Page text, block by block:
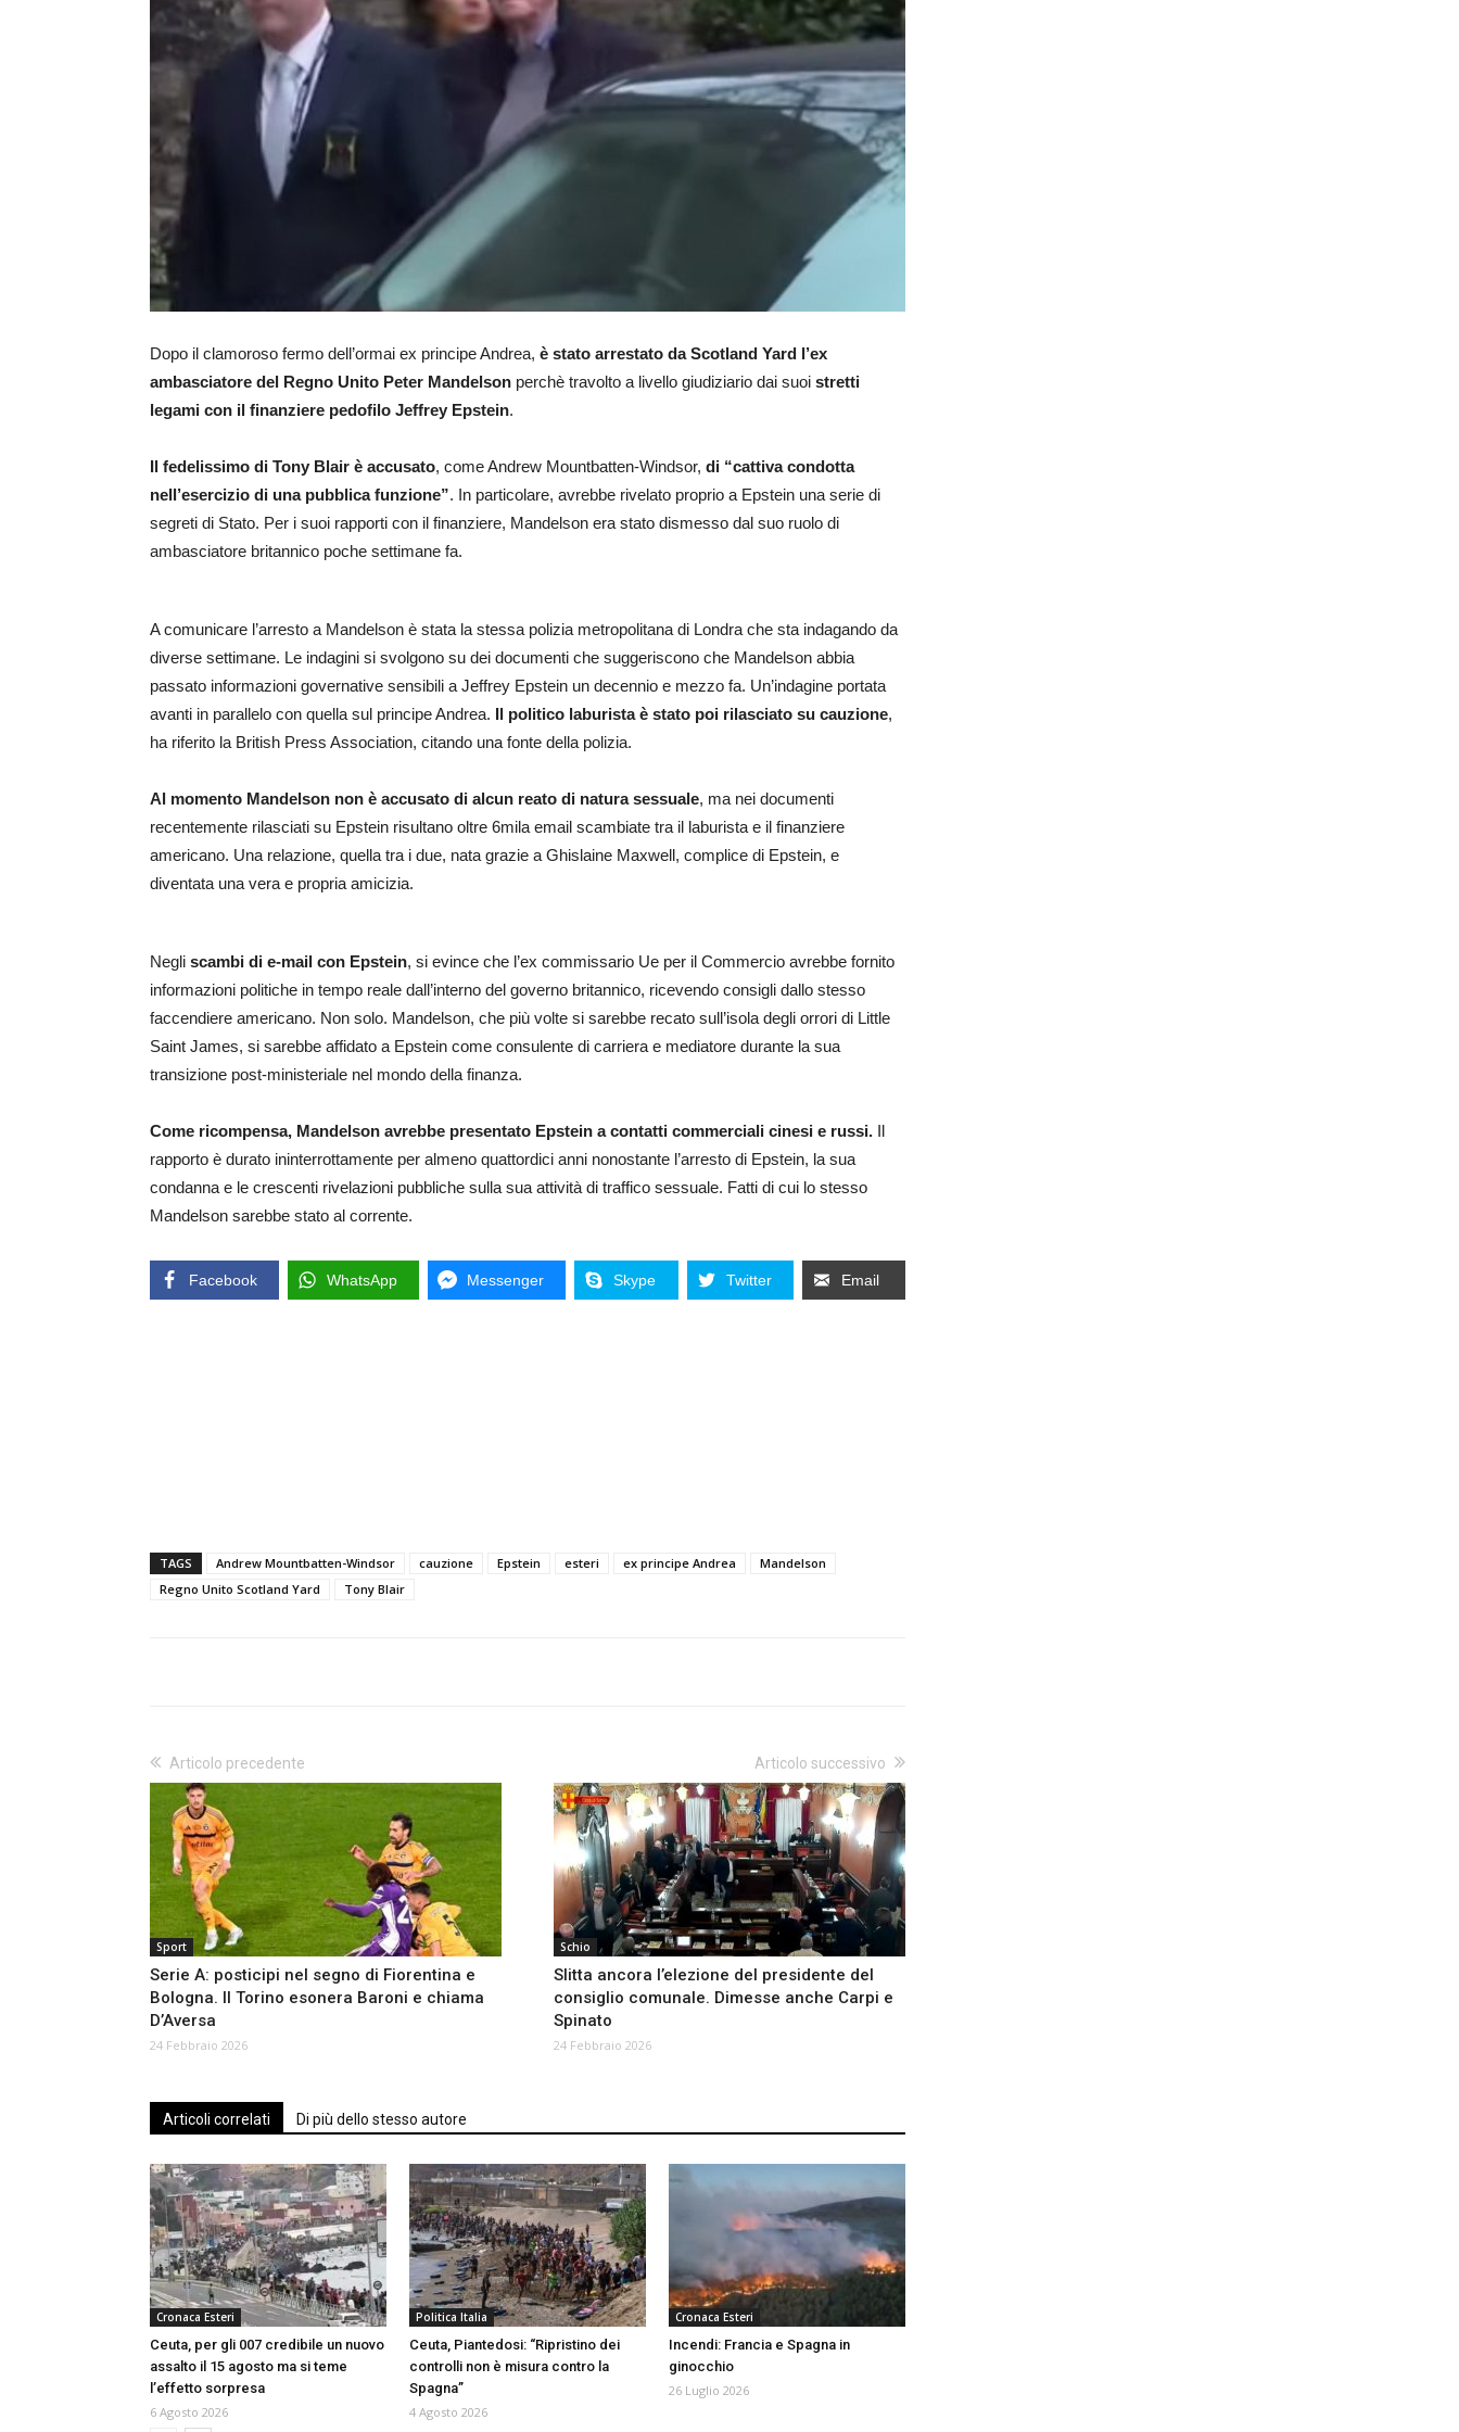
Dopo il clamoroso fermo dell’ormai ex principe Andrea, è stato arrestato da Scotland Yard l’ex
ambasciatore del Regno Unito Peter Mandelson perchè travolto a livello giudiziario dai suoi stretti
legami con il finanziere pedofilo Jeffrey Epstein.
Il fedelissimo di Tony Blair è accusato, come Andrew Mountbatten-Windsor, di “cattiva condotta
nell’esercizio di una pubblica funzione”. In particolare, avrebbe rivelato proprio a Epstein una serie di
segreti di Stato. Per i suoi rapporti con il finanziere, Mandelson era stato dismesso dal suo ruolo di
ambasciatore britannico poche settimane fa.
A comunicare l’arresto a Mandelson è stata la stessa polizia metropolitana di Londra che sta indagando da
diverse settimane. Le indagini si svolgono su dei documenti che suggeriscono che Mandelson abbia
passato informazioni governative sensibili a Jeffrey Epstein un decennio e mezzo fa. Un’indagine portata
avanti in parallelo con quella sul principe Andrea. Il politico laburista è stato poi rilasciato su cauzione,
ha riferito la British Press Association, citando una fonte della polizia.
Al momento Mandelson non è accusato di alcun reato di natura sessuale, ma nei documenti
recentemente rilasciati su Epstein risultano oltre 6mila email scambiate tra il laburista e il finanziere
americano. Una relazione, quella tra i due, nata grazie a Ghislaine Maxwell, complice di Epstein, e
diventata una vera e propria amicizia.
Negli scambi di e-mail con Epstein, si evince che l’ex commissario Ue per il Commercio avrebbe fornito
informazioni politiche in tempo reale dall’interno del governo britannico, ricevendo consigli dallo stesso
faccendiere americano. Non solo. Mandelson, che più volte si sarebbe recato sull’isola degli orrori di Little
Saint James, si sarebbe affidato a Epstein come consulente di carriera e mediatore durante la sua
transizione post-ministeriale nel mondo della finanza.
Come ricompensa, Mandelson avrebbe presentato Epstein a contatti commerciali cinesi e russi. Il
rapporto è durato ininterrottamente per almeno quattordici anni nonostante l’arresto di Epstein, la sua
condanna e le crescenti rivelazioni pubbliche sulla sua attività di traffico sessuale. Fatti di cui lo stesso
Mandelson sarebbe stato al corrente.
Facebook WhatsApp Messenger Skype Twitter Email
TAGS Andrew Mountbatten-Windsor cauzione Epstein esteri ex principe Andrea
Mandelson
Regno Unito Scotland Yard
Tony Blair
Articolo precedente
Sport
Serie A: posticipi nel segno di Fiorentina e
Bologna. Il Torino esonera Baroni e chiama
D’Aversa
24 Febbraio 2026
Articolo successivo
Schio
Slitta ancora l’elezione del presidente del
consiglio comunale. Dimesse anche Carpi e
Spinato
24 Febbraio 2026
Articoli correlati Di più dello stesso autore
Cronaca Esteri
Ceuta, per gli 007 credibile un nuovo
assalto il 15 agosto ma si teme
l’effetto sorpresa
6 Agosto 2026
Politica Italia
Ceuta, Piantedosi: “Ripristino dei
controlli non è misura contro la
Spagna”
4 Agosto 2026
Cronaca Esteri
Incendi: Francia e Spagna in
ginocchio
26 Luglio 2026